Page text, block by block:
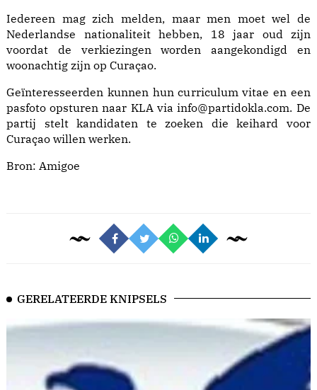
Iedereen mag zich melden, maar men moet wel de
Nederlandse nationaliteit hebben, 18 jaar oud zijn
voordat de verkiezingen worden aangekondigd en
woonachtig zijn op Curaçao.
Geïnteresseerden kunnen hun curriculum vitae en een
pasfoto opsturen naar KLA via info@partidokla.com. De
partij stelt kandidaten te zoeken die keihard voor
Curaçao willen werken.
Bron: Amigoe
GERELATEERDE KNIPSELS